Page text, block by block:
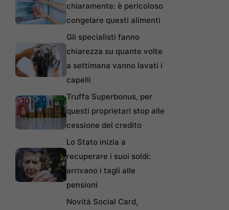
chiaramente: è pericoloso
congelare questi alimenti
Gli specialisti fanno
chiarezza su quante volte
a settimana vanno lavati i
capelli
Truffa Superbonus, per
questi proprietari stop alle
cessione del credito
Lo Stato inizia a
recuperare i suoi soldi:
arrivano i tagli alle
pensioni
Novità Social Card,